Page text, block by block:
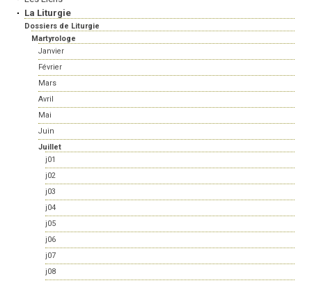
La Liturgie
Dossiers de Liturgie
Martyrologe
Janvier
Février
Mars
Avril
Mai
Juin
Juillet
j01
j02
j03
j04
j05
j06
j07
j08